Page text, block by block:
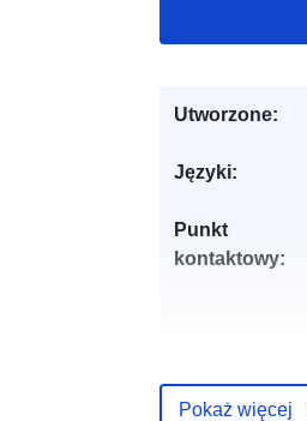
Utworzone:
Języki:
Punkt
kontaktowy:
Pokaż więcej